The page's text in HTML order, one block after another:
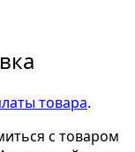
товара.
с товаром